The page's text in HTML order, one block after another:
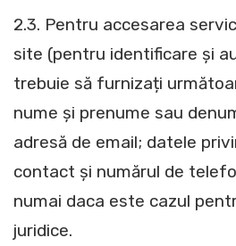
2.3. Pentru accesarea
site (pentru identificare și
trebuie să furnizați
nume și prenume sau
adresă de email; datele
contact și numărul de
numai daca este cazul
juridice.